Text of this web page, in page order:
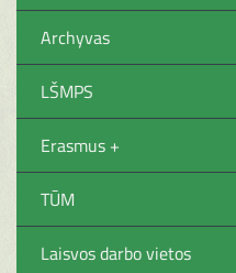
Archyvas
LŠMPS
Erasmus +
TŪM
Laisvos darbo vietos